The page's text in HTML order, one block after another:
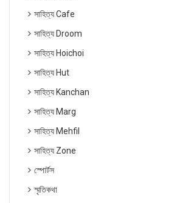
সাহিত্য Cafe
সাহিত্য Droom
সাহিত্য Hoichoi
সাহিত্য Hut
সাহিত্য Kanchan
সাহিত্য Marg
সাহিত্য Mehfil
সাহিত্য Zone
স্পোর্টস
স্মৃতিকথা